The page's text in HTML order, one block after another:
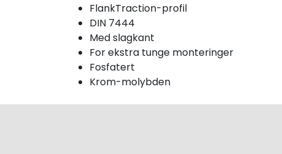
FlankTraction-profil
DIN 7444
Med slagkant
For ekstra tunge monteringer
Fosfatert
Krom-molybden